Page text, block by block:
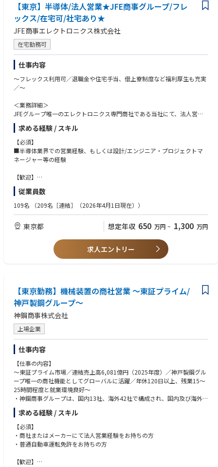
【東京】半導体/法人営業★JFE商事グループ/フレ
ックス/在宅可/社宅あり★
JFE商事エレクトロニクス株式会社
在宅勤務可
仕事内容
～フレックス利用可／退職金や住宅手当、借上寮制度など福利厚生も充実
／～
＜業務詳細＞
JFEグループ唯一のエレクトロニクス専門商社である当社にて、法人営業
を募集。
ASICとファウンドリービジネスを中心に、国内外の大手メーカー等の幅広
い顧客へ技術的な提案から受注まで一貫してサポートします。
■顧客…既存営業がメインになります。1人当たり5～10社ほど、大手メー
カーからベンチャー企業まで幅広く対応
顧客からの問い合わせ対応。
■社内技術メンバーと連携し提案書作成、受注～納入立ち合い、検収まで
対応
■ご経験に応じて一部若手メンバーのフォロー 【キャリア】将来的にマネ
ジメントをお任せできる方を歓迎します。
DS営業部デバイス営業室7名
（20代3名、30代1名、40代1名、50代1名、60代1名）
てて、スケジュールを調整しながら進行頂けます。自分の考え方をしっか
り行動に落として成果を出したい方に最適です。
■JFEのブランド力及び海外ネットワークの強みがあり、グローバル人材
として成長してキャリアアップ頂ける機会も用意しています。
＜働き方＞
フレックスタイム制度を活用し、柔軟な働き方が可能です。
またライフイベントと仕事の両立を支援する各種制度も充実してます。
・フレックス：8時~10時に出社など、皆様ご自身のご事情に合わせて柔軟
にご利用されております。
・産育休：取得率100%であり、パパ育休も取得可能です。また、出産祝
い金などの制度もございます。
＜同社について＞
世界を相手に挑戦し続けるプライム上場JFEグループ唯一のエレクトロニ
クス商社です。
スマートフォンから人工衛星まで、多岐に渡る製品の性能を左右する半導
体の販売・開発や、現代のものづくりに欠かせない各種生産用設備の販
売・保守など、多様なエレクトロニクス製品＆サービスを、7カ国12拠点
供しています。
求める経験 / スキル
【必須】
■半導体業界での営業経験、もしくは設計/エンジニア・プロジェクトマ
ネージャー等の経験
【歓迎】
■英語力（読み書き・会話）※海外顧客との折衝もあります。
従業員数
109名 （209名［連結］（2026年4月1日現在））
東京都 想定年収 650 万円 ~ 1,300 万円
求人エントリー
【東京勤務】機械装置の商社営業 〜東証プライム/
神戸製鋼グループ〜
神鋼商事株式会社
上場企業
仕事内容
【仕事の内容】
〜東証プライム市場／連結売上高6,081億円（2025年度）／神戸製鋼グル
ープ唯一の商社機能としてグローバルに活躍／年休120日以上、残業15〜
25時間程度と就業環境良好〜
・神鋼商事グループは、国内13社、海外42社で構成され、国内及び海外に
おいて鉄鋼・鉄鋼原料・非鉄金属・機械・溶材を主体とした各種商品を展
開しているグローバル商社です。そんな当社にて営業職を募集します。
・機械・溶接本部 機械ユニット 産業機械部 圧縮機グループにおける営
業担当となります。
・日本全国各地のガス、電力、石油、化学などのメーカー向けに、神戸製
求める経験 / スキル
【必須】
・商社またはメーカーにて法人営業経験をお持ちの方
・普通自動車運転免許をお持ちの方
【歓迎】